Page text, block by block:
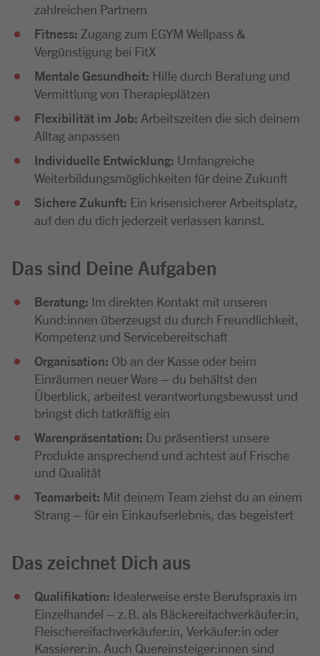
zahlreichen Partnern
Fitness: Zugang zum EGYM Wellpass &
Vergünstigung bei FitX
Mentale Gesundheit: Hilfe durch Beratung und
Vermittlung von Therapieplätzen
Flexibilität im Job: Arbeitszeiten die sich deinem
Alltag anpassen
Individuelle Entwicklung: Umfangreiche
Weiterbildungsmöglichkeiten für deine Zukunft
Sichere Zukunft: Ein krisensicherer Arbeitsplatz,
auf den du dich jederzeit verlassen kannst.
Das sind Deine Aufgaben
Beratung: Im direkten Kontakt mit unseren
Kund:innen überzeugst du durch Freundlichkeit,
Kompetenz und Servicebereitschaft
Organisation: Ob an der Kasse oder beim
Einräumen neuer Ware – du behältst den
Überblick, arbeitest verantwortungsbewusst und
bringst dich tatkräftig ein
Warenpräsentation: Du präsentierst unsere
Produkte ansprechend und achtest auf Frische
und Qualität
Teamarbeit: Mit deinem Team ziehst du an einem
Strang – für ein Einkaufserlebnis, das begeistert
Das zeichnet Dich aus
Qualifikation: Idealerweise erste Berufspraxis im
Einzelhandel – z. B. als Bäckereifachverkäufer:in,
Fleischereifachverkäufer:in, Verkäufer:in oder
Kassierer:in. Auch Quereinsteiger:innen sind